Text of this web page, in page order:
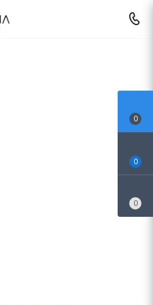
0
0
0